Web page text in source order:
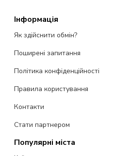
Інформація
Як здійснити обмін?
Поширені запитання
Політика конфіденційності
Правила користування
Контакти
Стати партнером
Популярні міста